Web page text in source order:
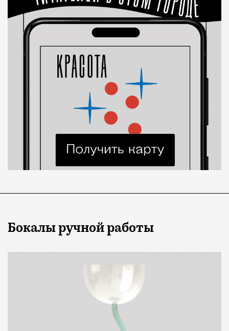
Бокалы ручной работы